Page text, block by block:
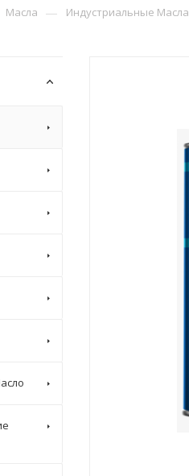
Масла — Индустриальные Масла